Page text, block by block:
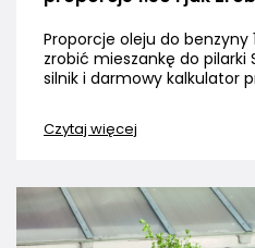
Proporcje oleju do benzyny
zrobić mieszankę do pilarki
silnik i darmowy kalkulator
Czytaj więcej